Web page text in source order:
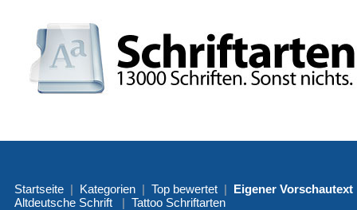
Startseite | Kategorien | Top bewertet | Eigener Vorschautext
Altdeutsche Schrift | Tattoo Schriftarten